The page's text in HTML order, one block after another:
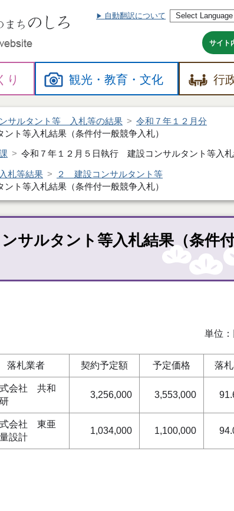
自動翻訳について
サイト
り 観光・教育・文化 行
サルタント等 入札等の結果
令和７年１２月分
ト等入札結果（条件付一般競争入札）
令和７年１２月５日執行 建設コンサルタント等入札
札等結果
２ 建設コンサルタント等
ト等入札結果（条件付一般競争入札）
サルタント等入札結果（条件
単位：
落札業者 契約予定額 予定価格 落
会社 共和
3,256,000 3,553,000
会社 東亜
設計
1,034,000 1,100,000